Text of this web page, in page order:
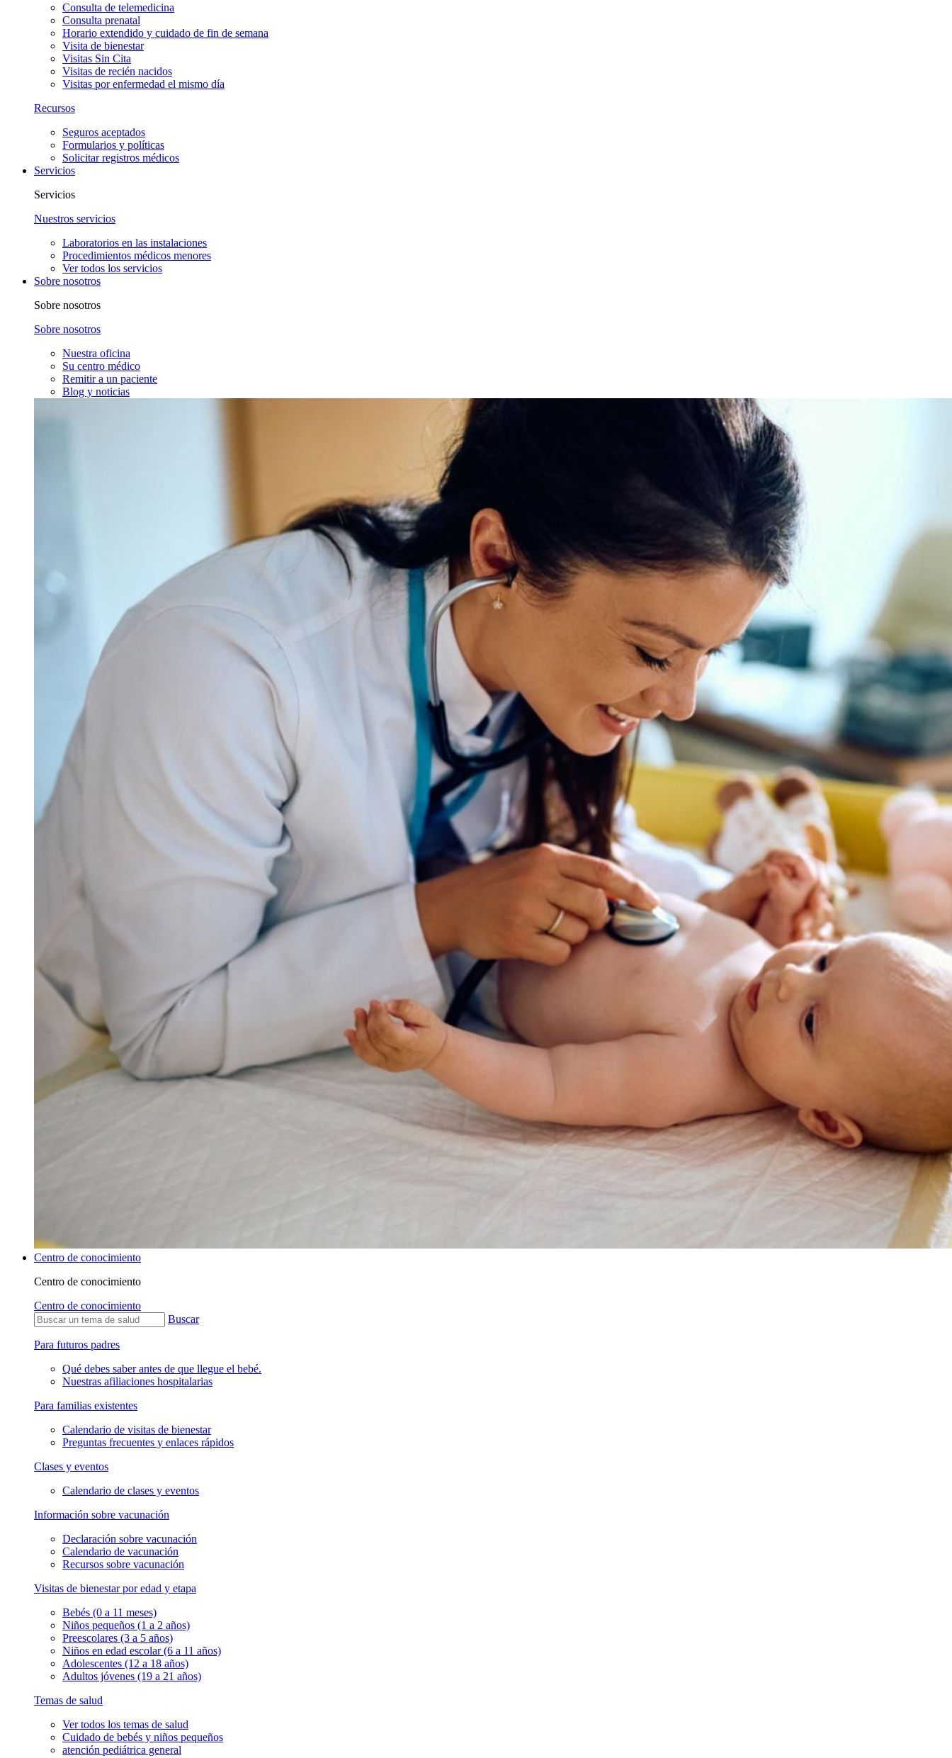
Consulta de telemedicina
Consulta prenatal
Horario extendido y cuidado de fin de semana
Visita de bienestar
Visitas Sin Cita
Visitas de recién nacidos
Visitas por enfermedad el mismo día
Recursos
Seguros aceptados
Formularios y políticas
Solicitar registros médicos
Servicios
Servicios
Nuestros servicios
Laboratorios en las instalaciones
Procedimientos médicos menores
Ver todos los servicios
Sobre nosotros
Sobre nosotros
Sobre nosotros
Nuestra oficina
Su centro médico
Remitir a un paciente
Blog y noticias
Centro de conocimiento
Centro de conocimiento
Centro de conocimiento
Buscar
Para futuros padres
Qué debes saber antes de que llegue el bebé.
Nuestras afiliaciones hospitalarias
Para familias existentes
Calendario de visitas de bienestar
Preguntas frecuentes y enlaces rápidos
Clases y eventos
Calendario de clases y eventos
Información sobre vacunación
Declaración sobre vacunación
Calendario de vacunación
Recursos sobre vacunación
Visitas de bienestar por edad y etapa
Bebés (0 a 11 meses)
Niños pequeños (1 a 2 años)
Preescolares (3 a 5 años)
Niños en edad escolar (6 a 11 años)
Adolescentes (12 a 18 años)
Adultos jóvenes (19 a 21 años)
Temas de salud
Ver todos los temas de salud
Cuidado de bebés y niños pequeños
atención pediátrica general